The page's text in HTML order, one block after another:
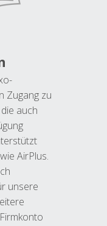
Zugang zu
auch
AirPlus.
unsere